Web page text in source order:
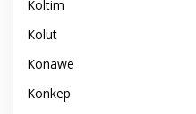
Koltim
Kolut
Konawe
Konkep